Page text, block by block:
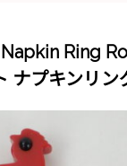
Ring
ナプキンリン